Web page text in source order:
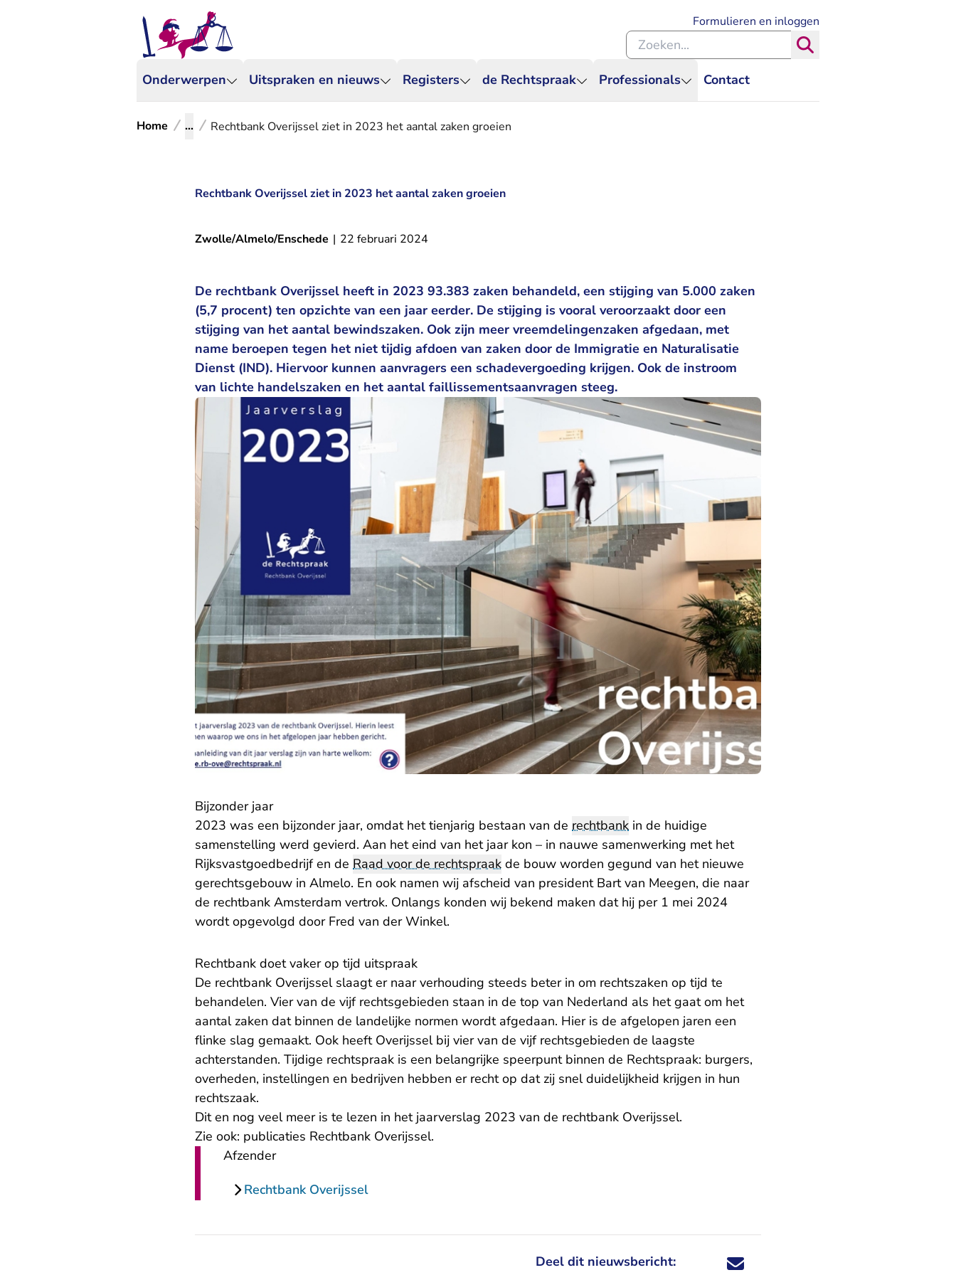
Onderwerpen Uitspraken en nieuws Registers de Rechtspraak Professionals Contact
Formulieren en inloggen
Zoeken binnen de Rechtspraak
Home ... Rechtbank Overijssel ziet in 2023 het aantal zaken groeien
Rechtbank Overijssel ziet in 2023 het aantal zaken groeien
Zwolle/Almelo/Enschede | 22 februari 2024
De rechtbank Overijssel heeft in 2023 93.383 zaken behandeld, een stijging van 5.000 zaken
(5,7 procent) ten opzichte van een jaar eerder. De stijging is vooral veroorzaakt door een
stijging van het aantal bewindszaken. Ook zijn meer vreemdelingenzaken afgedaan, met
name beroepen tegen het niet tijdig afdoen van zaken door de Immigratie en Naturalisatie
Dienst (IND). Hiervoor kunnen aanvragers een schadevergoeding krijgen. Ook de instroom
van lichte handelszaken en het aantal faillissementsaanvragen steeg.
Bijzonder jaar
2023 was een bijzonder jaar, omdat het tienjarig bestaan van de rechtbank in de huidige
samenstelling werd gevierd. Aan het eind van het jaar kon – in nauwe samenwerking met het
Rijksvastgoedbedrijf en de Raad voor de rechtspraak de bouw worden gegund van het nieuwe
gerechtsgebouw in Almelo. En ook namen wij afscheid van president Bart van Meegen, die naar
de rechtbank Amsterdam vertrok. Onlangs konden wij bekend maken dat hij per 1 mei 2024
wordt opgevolgd door Fred van der Winkel.
Rechtbank doet vaker op tijd uitspraak
De rechtbank Overijssel slaagt er naar verhouding steeds beter in om rechtszaken op tijd te
behandelen. Vier van de vijf rechtsgebieden staan in de top van Nederland als het gaat om het
aantal zaken dat binnen de landelijke normen wordt afgedaan. Hier is de afgelopen jaren een
flinke slag gemaakt. Ook heeft Overijssel bij vier van de vijf rechtsgebieden de laagste
achterstanden. Tijdige rechtspraak is een belangrijke speerpunt binnen de Rechtspraak: burgers,
overheden, instellingen en bedrijven hebben er recht op dat zij snel duidelijkheid krijgen in hun
rechtszaak.
Dit en nog veel meer is te lezen in het jaarverslag 2023 van de rechtbank Overijssel.
Zie ook: publicaties Rechtbank Overijssel.
Afzender
Rechtbank Overijssel
Deel dit nieuwsbericht: Deel dit nieuwsbericht via X - U verlaat
Deel dit nieuwsbericht via Facebook - U
Deel dit nieuwsbericht via e-mail
Deel dit nieuwsbericht via LinkedIn - U